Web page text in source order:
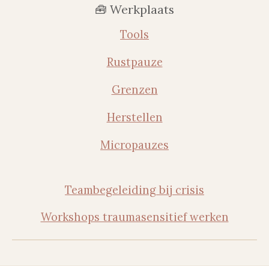
🧰 Werkplaats
Tools
Rustpauze
Grenzen
Herstellen
Micropauzes
Teambegeleiding bij crisis
Workshops traumasensitief werken